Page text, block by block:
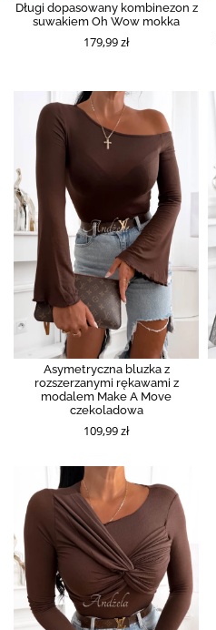
Długi dopasowany kombinezon z
suwakiem Oh Wow mokka
179,99 zł
Asymetryczna bluzka z
rozszerzanymi rękawami z
modalem Make A Move
czekoladowa
109,99 zł